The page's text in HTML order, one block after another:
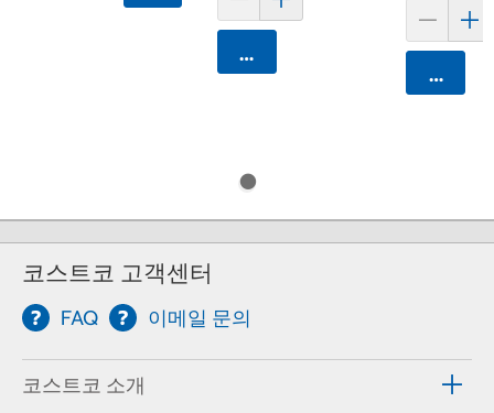
카트에 담기
카트에
코스트코 고객센터
FAQ 이메일 문의
코스트코 소개